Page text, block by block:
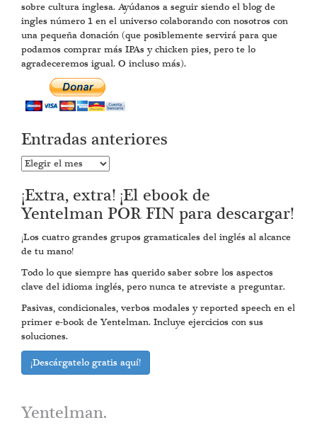
sobre cultura inglesa. Ayúdanos a seguir siendo el blog de
ingles número 1 en el universo colaborando con nosotros con
una pequeña donación (que posiblemente servirá para que
podamos comprar más IPAs y chicken pies, pero te lo
agradeceremos igual. O incluso más).
Entradas anteriores
Entradas
¡Extra, extra! ¡El ebook de
Yentelman POR FIN para descargar!
¡Los cuatro grandes grupos gramaticales del inglés al alcance
de tu mano!
Todo lo que siempre has querido saber sobre los aspectos
clave del idioma inglés, pero nunca te atreviste a preguntar.
Pasivas, condicionales, verbos modales y reported speech en el
primer e-book de Yentelman. Incluye ejercicios con sus
soluciones.
¡Descárgatelo gratis aquí!
Yentelman.